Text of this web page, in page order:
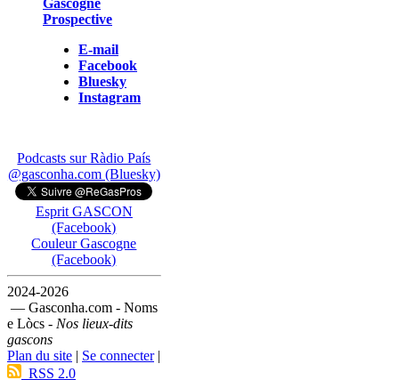
Prospective
E-mail
Facebook
Bluesky
Instagram
Podcasts sur Ràdio País
@gasconha.com (Bluesky)
Esprit GASCON
(Facebook)
Couleur Gascogne
(Facebook)
2024-2026
— Gasconha.com - Noms
e Lòcs - Nos lieux-dits
gascons
Plan du site | Se connecter|
RSS 2.0